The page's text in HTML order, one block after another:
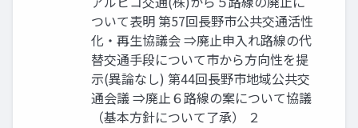
ついて表明 第57回長野市公共交通活性
化・再生協議会 ⇒廃止申入れ路線の代
替交通手段について市から方向性を提
示(異論なし) 第44回長野市地域公共交
通会議 ⇒廃止６路線の案について協議
（基本方針について了承） ２